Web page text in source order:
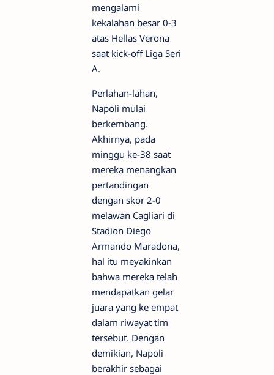
mengalami
kekalahan besar 0-3
atas Hellas Verona
saat kick-off Liga Seri
A.
Perlahan-lahan,
Napoli mulai
berkembang.
Akhirnya, pada
minggu ke-38 saat
mereka menangkan
pertandingan
dengan skor 2-0
melawan Cagliari di
Stadion Diego
Armando Maradona,
hal itu meyakinkan
bahwa mereka telah
mendapatkan gelar
juara yang ke empat
dalam riwayat tim
tersebut. Dengan
demikian, Napoli
berakhir sebagai